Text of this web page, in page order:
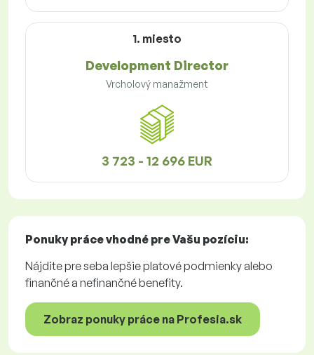
1. miesto
Development Director
Vrcholový manažment
3 723 - 12 696 EUR
Ponuky prácevhodné pre Vašu pozíciu:
Nájdite pre seba lepšie platové podmienky alebo
finančné a nefinančné benefity.
Zobraz ponuky práce na Profesia.sk